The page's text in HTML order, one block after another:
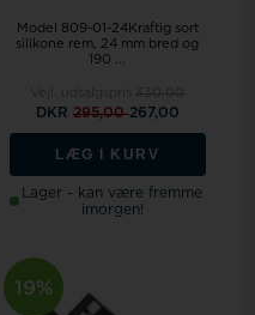
Model 809-01-24Kraftig sort
silikone rem, 24 mm bred og
190 ...
DKR 295,00267,00
LÆG I KURV
Lager - kan være fremme
imorgen!
19%